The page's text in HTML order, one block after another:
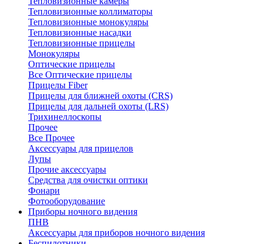
Тепловизионные коллиматоры
Тепловизионные монокуляры
Тепловизионные насадки
Тепловизионные прицелы
Монокуляры
Оптические прицелы
Все Оптические прицелы
Прицелы Fiber
Прицелы для ближней охоты (CRS)
Прицелы для дальней охоты (LRS)
Трихинеллоскопы
Прочее
Все Прочее
Аксессуары для прицелов
Лупы
Прочие аксессуары
Средства для очистки оптики
Фонари
Фотооборудование
Приборы ночного видения
ПНВ
Аксессуары для приборов ночного видения